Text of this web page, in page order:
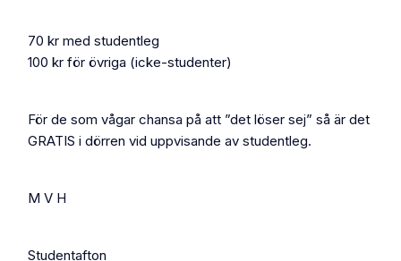
70 kr med studentleg
100 kr för övriga (icke-studenter)
För de som vågar chansa på att ”det löser sej” så är det
GRATIS i dörren vid uppvisande av studentleg.
M V H
Studentafton